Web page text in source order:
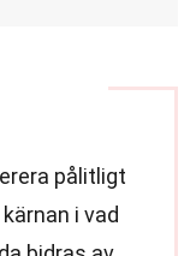
pålitligt
i vad